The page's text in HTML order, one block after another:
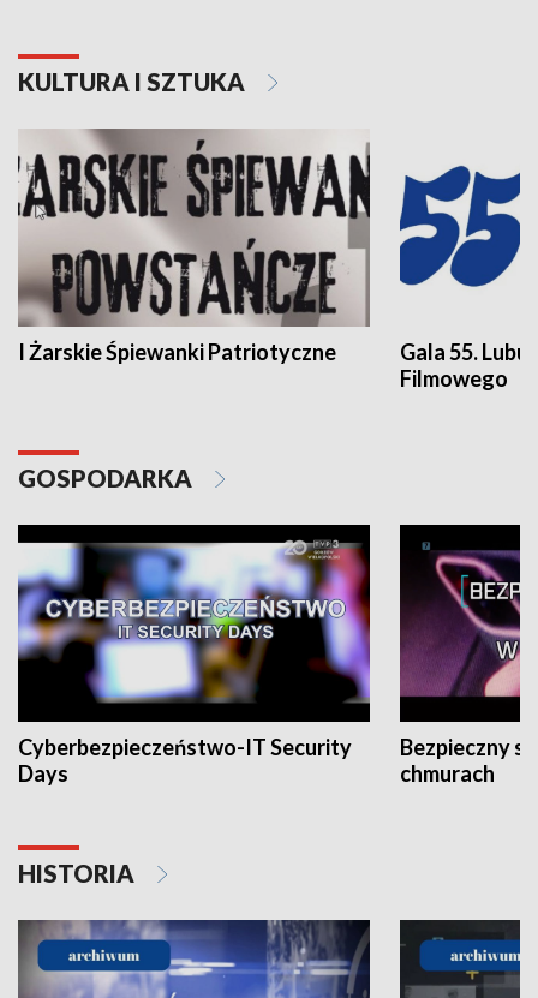
KULTURA I SZTUKA
I Żarskie Śpiewanki Patriotyczne
Gala 55.
Filmowego
GOSPODARKA
Cyberbezpieczeństwo-IT Security
Days
Bezpieczny
chmurach
HISTORIA